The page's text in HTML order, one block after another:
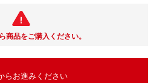
商品をご購入ください。
らお進みください